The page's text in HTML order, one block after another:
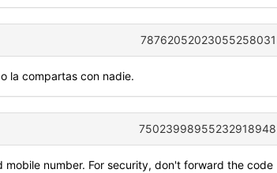
78762052023055258031
la compartas con nadie.
75023998955232918948
number. For security, don't forward the code